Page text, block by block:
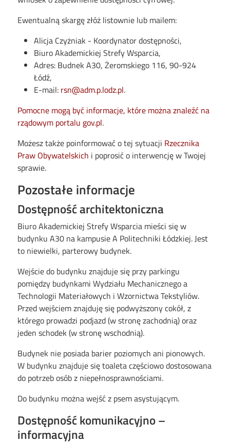
Ewentualną skargę złóż listownie lub mailem:
Alicja Czyżniak - Koordynator dostępności,
Biuro Akademickiej Strefy Wsparcia,
Adres: Budnek A30, Żeromskiego 116, 90-924
Łódź,
E-mail: rsn@adm.p.lodz.pl.
Pomocne mogą być informacje, które można znaleźć na
rządowym portalu gov.pl.
Możesz także poinformować o tej sytuacji Rzecznika
Praw Obywatelskich i poprosić o interwencję w Twojej
sprawie.
Pozostałe informacje
Dostępność architektoniczna
Biuro Akademickiej Strefy Wsparcia mieści się w
budynku A30 na kampusie A Politechniki Łódzkiej. Jest
to niewielki, parterowy budynek.
Wejście do budynku znajduje się przy parkingu
pomiędzy budynkami Wydziału Mechanicznego a
Technologii Materiałowych i Wzornictwa Tekstyliów.
Przed wejściem znajduję się podwyższony cokół, z
którego prowadzi podjazd (w stronę zachodnią) oraz
jeden schodek (w stronę wschodnią).
Budynek nie posiada barier poziomych ani pionowych.
W budynku znajduje się toaleta częściowo dostosowana
do potrzeb osób z niepełnosprawnościami.
Do budynku można wejść z psem asystującym.
Dostępność komunikacyjno –
informacyjna